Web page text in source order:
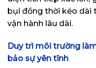
bụi đồng thời kéo dài
vận hành lâu dài.
Duy trì môi trường
bảo sự yên tĩnh